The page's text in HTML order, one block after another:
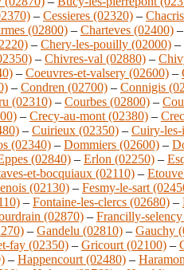
– Cessieres (02320) –
(02800) – Charteves (02400) –
– Chery-les-pouilly (02000) –
– Chivres-val (02880) –
– Coeuvres-et-valsery (02600) –
– Condren (02700) – Connigis
(02310) – Courbes (02800) –
– Crecy-au-mont (02380) –
– Cuirieux (02350) – Cuiry-
(02340) – Dommiers (02600) –
(02840) – Erlon (02250) –
et-bocquiaux (02110) –
(02130) – Fesmy-le-sart
– Fontaine-les-clercs (02680) –
(02870) – Francilly-
– Gandelu (02810) – Gauchy
fay (02350) – Gricourt (02100) –
– Happencourt (02480) –